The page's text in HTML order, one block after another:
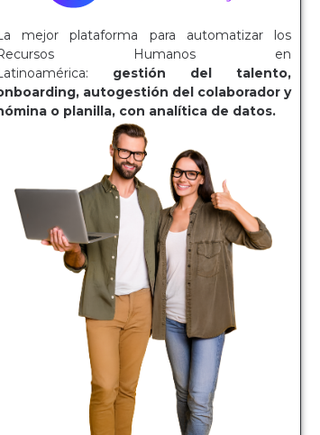
mejor plataforma para automatizar los
Humanos en
gestión del talento,
autogestión del colaborador y
o planilla, con analítica de datos.